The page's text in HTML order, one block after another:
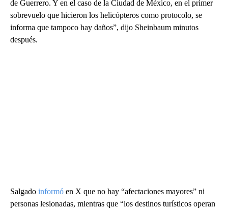
de Guerrero. Y en el caso de la Ciudad de México, en el primer
sobrevuelo que hicieron los helicópteros como protocolo, se
informa que tampoco hay daños”, dijo Sheinbaum minutos
después.
Salgado informó en X que no hay “afectaciones mayores” ni
personas lesionadas, mientras que “los destinos turísticos operan